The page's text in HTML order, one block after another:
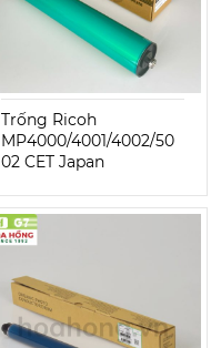
Trống Ricoh
MP4000/4001/4002/50
02 CET Japan